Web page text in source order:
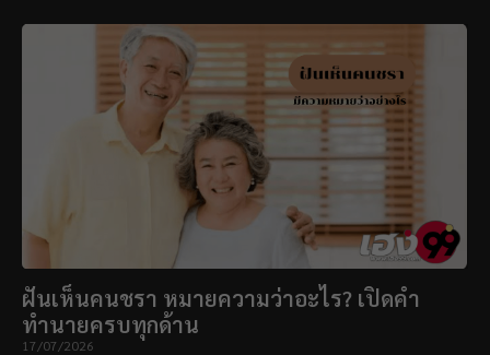
ฝันเห็นคนชรา หมายความว่าอะไร? เปิดคำ
ทำนายครบทุกด้าน
17/07/2026